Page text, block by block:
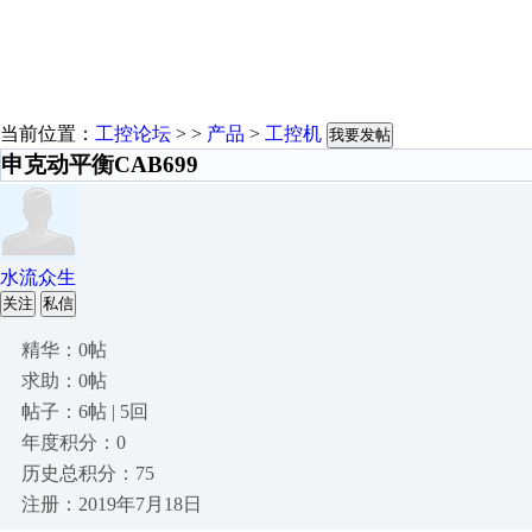
当前位置： 工控论坛 > > 产品 > 工控机 我要发帖
申克动平衡CAB699
水流众生
关注 私信
精华：0帖
求助：0帖
帖子：6帖 | 5回
年度积分：0
历史总积分：75
注册：2019年7月18日